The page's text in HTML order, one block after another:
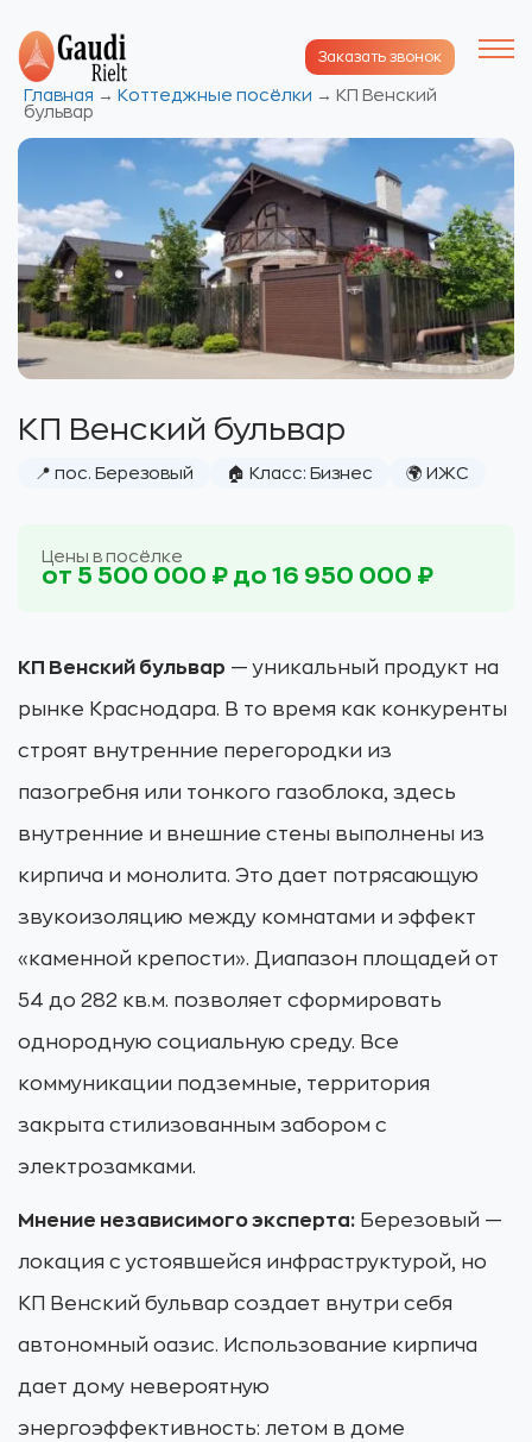
Заказать звонок
Главная → Коттеджные посёлки → КП Венский
бульвар
КП Венский бульвар
📍 пос. Березовый 🏠 Класс: Бизнес 🌍 ИЖС
Цены в посёлке
от 5 500 000 ₽ до 16 950 000 ₽
КП Венский бульвар — уникальный продукт на
рынке Краснодара. В то время как конкуренты
строят внутренние перегородки из
пазогребня или тонкого газоблока, здесь
внутренние и внешние стены выполнены из
кирпича и монолита. Это дает потрясающую
звукоизоляцию между комнатами и эффект
«каменной крепости». Диапазон площадей от
54 до 282 кв.м. позволяет сформировать
однородную социальную среду. Все
коммуникации подземные, территория
закрыта стилизованным забором с
электрозамками.
Мнение независимого эксперта: Березовый —
локация с устоявшейся инфраструктурой, но
КП Венский бульвар создает внутри себя
автономный оазис. Использование кирпича
дает дому невероятную
энергоэффективность: летом в доме